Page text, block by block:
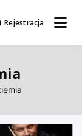
Rejestracja